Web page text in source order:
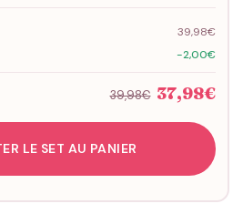
39,98€
-2,00€
39,98€ 37,98€
LE SET AU PANIER